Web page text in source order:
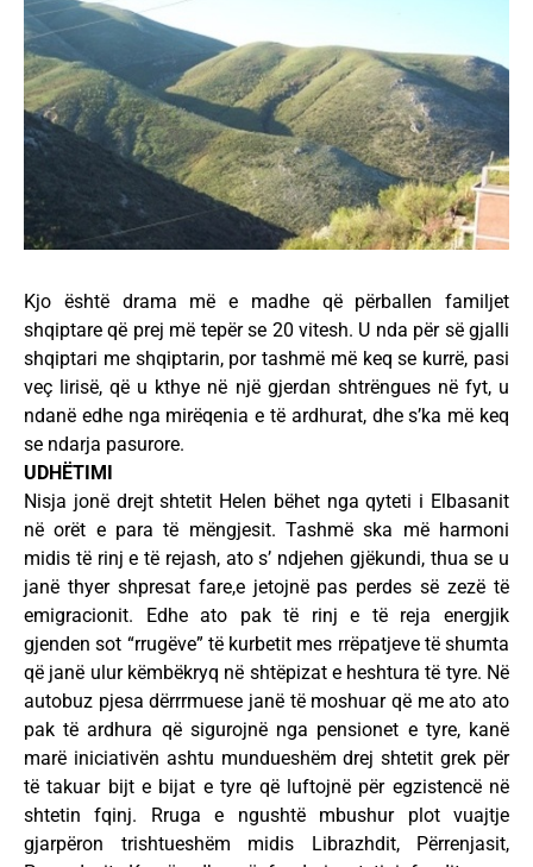
Kjo është drama më e madhe që përballen familjet
shqiptare që prej më tepër se 20 vitesh. U nda për së gjalli
shqiptari me shqiptarin, por tashmë më keq se kurrë, pasi
veç lirisë, që u kthye në një gjerdan shtrëngues në fyt, u
ndanë edhe nga mirëqenia e të ardhurat, dhe s’ka më keq
se ndarja pasurore.
UDHËTIMI
Nisja jonë drejt shtetit Helen bëhet nga qyteti i Elbasanit
në orët e para të mëngjesit. Tashmë ska më harmoni
midis të rinj e të rejash, ato s’ ndjehen gjëkundi, thua se u
janë thyer shpresat fare,e jetojnë pas perdes së zezë të
emigracionit. Edhe ato pak të rinj e të reja energjik
gjenden sot “rrugëve” të kurbetit mes rrëpatjeve të shumta
që janë ulur këmbëkryq në shtëpizat e heshtura të tyre. Në
autobuz pjesa dërrrmuese janë të moshuar që me ato ato
pak të ardhura që sigurojnë nga pensionet e tyre, kanë
marë iniciativën ashtu mundueshëm drej shtetit grek për
të takuar bijt e bijat e tyre që luftojnë për egzistencë në
shtetin fqinj. Rruga e ngushtë mbushur plot vuajtje
gjarpëron trishtueshëm midis Librazhdit, Përrenjasit,